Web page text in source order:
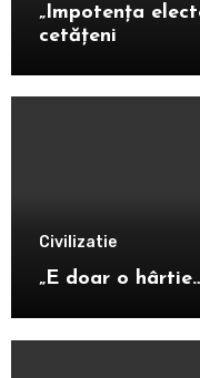
„Impotența
cetățeni
Civilizatie
„E doar o